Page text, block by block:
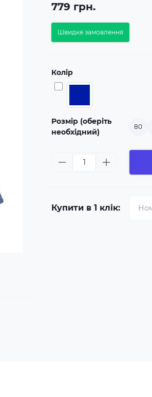
779 грн.
Швидке замовлення
Колір
Розмір (оберіть
необхідний)
80
Купити в 1 клік: